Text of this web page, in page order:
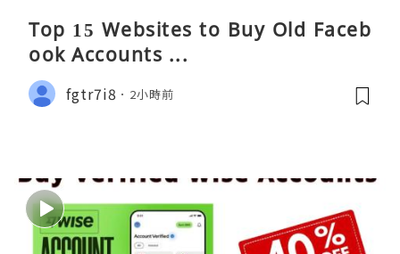
Top 15 Websites to Buy Old Faceb
ook Accounts ...
fgtr7i8 2小時前